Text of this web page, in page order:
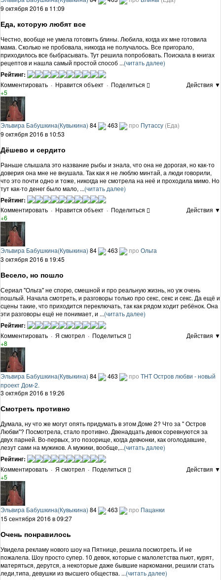
9 октября 2016 в 11:09
Еда, которую любят все
Честно, вообще не умела готовить блины. Любила, когда их мне готовила
мама. Сколько не пробовала, никогда не получалось. Все пригорало,
приходилось все быбрасывать. Тут решила попробовать. Поискала в книгах
рецептов и нашла самый простой способ ...(читать далее)
Рейтинг:
Комментировать · Нравится объект · Поделиться
Действия ▼
+5
Эльвира Бабушкина(Кувыкина) 84 463 про Путассу (Еда)
9 октября 2016 в 10:53
Дёшево и сердито
Раньше слышала это название рыбы и знала, что она не дорогая, но как-то
доверия она мне не внушала. Так как я не люблю минтай, а люди говорили,
что это почти одно и тоже, никогда не смотрела на неё и проходила мимо. Но
тут как-то денег было мало, ...(читать далее)
Рейтинг:
Комментировать · Нравится объект · Поделиться
Действия ▼
+6
Эльвира Бабушкина(Кувыкина) 84 463 про Ольга
3 октября 2016 в 19:45
Весело, но пошло
Сериал "Ольга" не спорю, смешной и про реальную жизнь, но уж очень
пошлый. Начала смотреть, и разговоры только про секс, секс и секс. Да ещё и
сцены такие, что приходится переключать, так как рядом ходит ребёнок. Она
эти разговоры ещё не понимает, и ...(читать далее)
Рейтинг:
Комментировать · Я смотрел · Поделиться
Действия ▼
+8
Эльвира Бабушкина(Кувыкина) 84 463 про ТНТ Остров любви - новый
проект Дом-2.
3 октября 2016 в 19:26
Смотреть противно
Думала, ну что же могут опять придумать в этом Доме 2? Что за " Остров
Любви"? Посмотрела, стало противно. Двенадцать девок соревнуются за
двух парней. Во-первых, это позорище, когда девчонки, как оголодавшие,
лезут сами на мужиков. А мужики, вообще,...(читать далее)
Рейтинг:
Комментировать · Я смотрел · Поделиться
Действия ▼
+5
Эльвира Бабушкина(Кувыкина) 84 463 про Пацанки
15 сентября 2016 в 09:27
Очень понравилось
Увидела рекламу нового шоу на Пятнице, решила посмотреть. И не
пожалела. Шоу просто супер. 10 девок, которые с малолетства пьют, курят,
матеряться, дерутся, а некоторые даже бывшие наркоманки, решили стать
леди,типа, девушки из высшего общества. ...(читать далее)